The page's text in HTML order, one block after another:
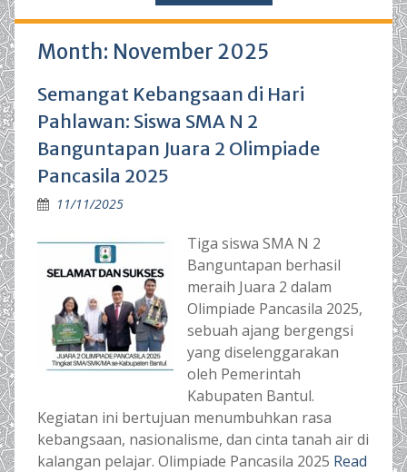
Month: November 2025
Semangat Kebangsaan di Hari
Pahlawan: Siswa SMA N 2
Banguntapan Juara 2 Olimpiade
Pancasila 2025
11/11/2025
Tiga siswa SMA N 2
Banguntapan berhasil
meraih Juara 2 dalam
Olimpiade Pancasila 2025,
sebuah ajang bergengsi
yang diselenggarakan
oleh Pemerintah
Kabupaten Bantul.
Kegiatan ini bertujuan menumbuhkan rasa
kebangsaan, nasionalisme, dan cinta tanah air di
kalangan pelajar. Olimpiade Pancasila 2025 Read